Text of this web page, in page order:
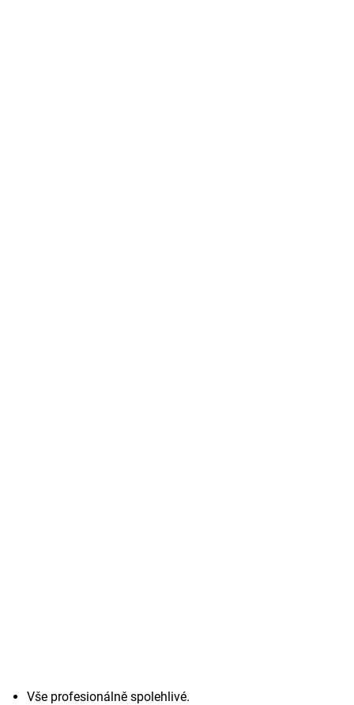
Vše profesionálně spolehlivé.